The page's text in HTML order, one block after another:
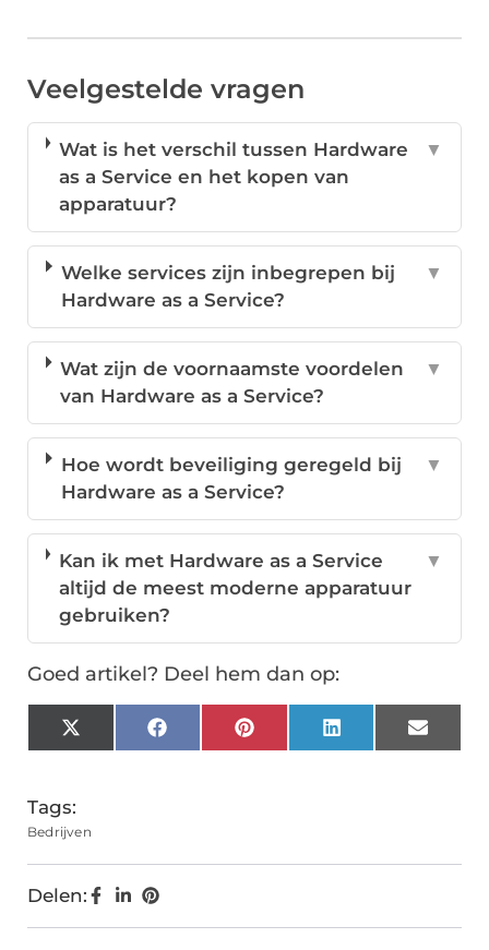
Veelgestelde vragen
Wat is het verschil tussen Hardware
as a Service en het kopen van
apparatuur?
▼
Welke services zijn inbegrepen bij
Hardware as a Service?
▼
Wat zijn de voornaamste voordelen
van Hardware as a Service?
▼
Hoe wordt beveiliging geregeld bij
Hardware as a Service?
▼
Kan ik met Hardware as a Service
altijd de meest moderne apparatuur
gebruiken?
▼
Goed artikel? Deel hem dan op:
X
(Twitter)
FacebookPinterestLinkedInEmail
Tags:
Bedrijven
Delen: